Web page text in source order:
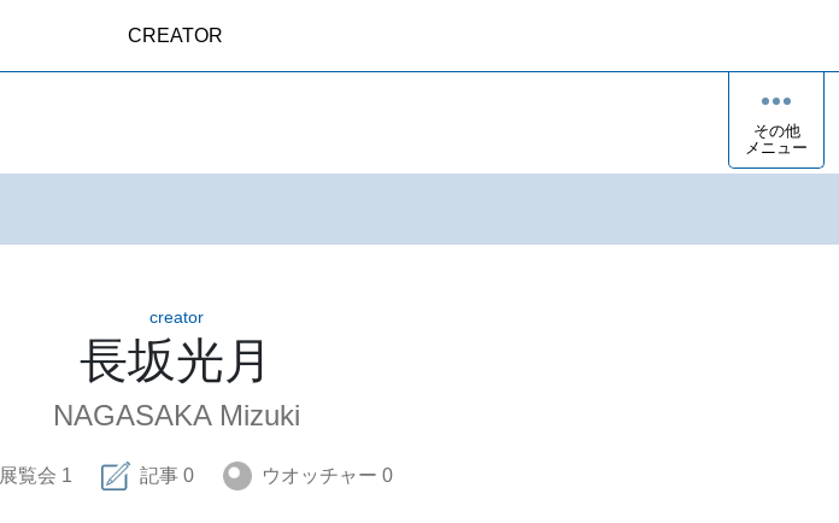
CREATOR
その他
メニュー
creator
長坂光月
NAGASAKA Mizuki
展覧会 1 記事 0 ウオッチャー 0